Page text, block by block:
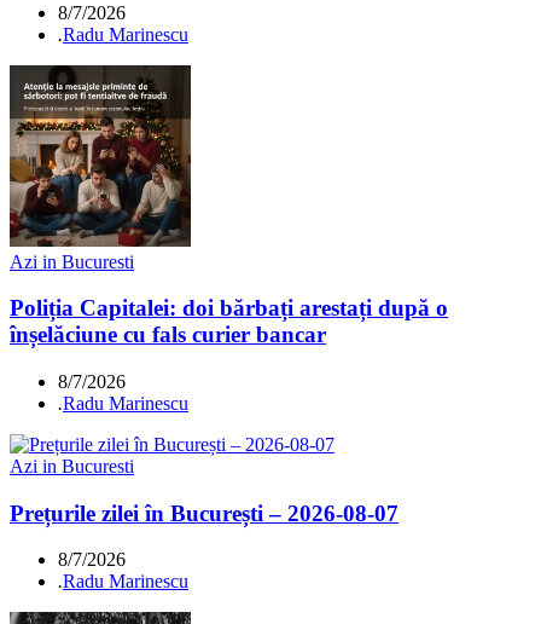
8/7/2026
.Radu Marinescu
Azi in Bucuresti
Poliția Capitalei: doi bărbați arestați după o
înșelăciune cu fals curier bancar
8/7/2026
.Radu Marinescu
Azi in Bucuresti
Prețurile zilei în București – 2026-08-07
8/7/2026
.Radu Marinescu